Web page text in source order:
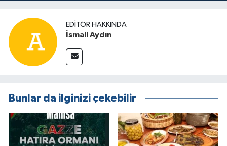
EDITÖR HAKKINDA
İsmail Aydın
Bunlar da ilginizi çekebilir